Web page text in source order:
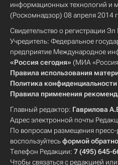
информационных технологий и
(Роскомнадзор) 08 апреля 2014
Свидетельство о регистрации
Учредитель: Федеральное
предприятие Международное
«Россия сегодня» (МИА «Россия
Правила использования
Политика конфиденциальности
Правила применения
Главный редактор: Гаврилова
Адрес электронной почты
По вопросам размещения
воспользуйтесьформой
Телефон Редакции: 7 (495) 645-
Чтобы связаться с редакцией